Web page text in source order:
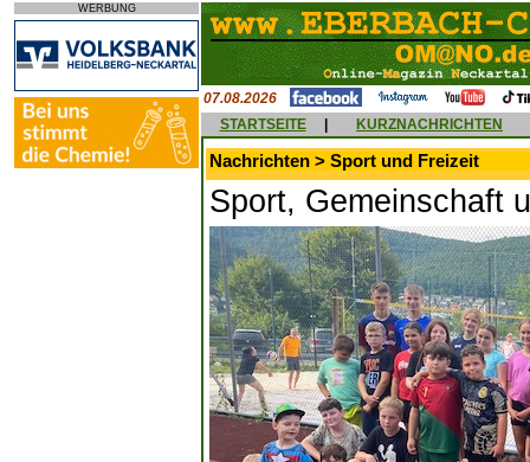
WERBUNG
07.08.2026
STARTSEITE
KURZNACHRICHTEN
Nachrichten > Sport und Freizeit
Sport, Gemeinschaft